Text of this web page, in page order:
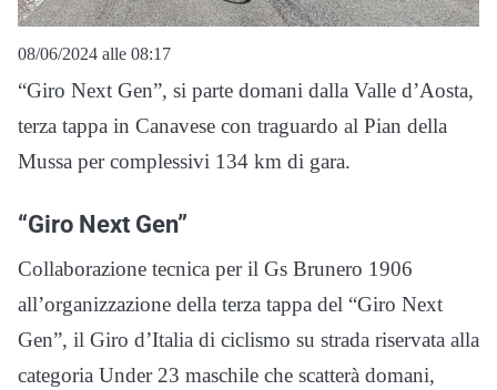
08/06/2024 alle 08:17
“Giro Next Gen”, si parte domani dalla Valle d’Aosta,
terza tappa in Canavese con traguardo al Pian della
Mussa per complessivi 134 km di gara.
“Giro Next Gen”
Collaborazione tecnica per il Gs Brunero 1906
all’organizzazione della terza tappa del “Giro Next
Gen”, il Giro d’Italia di ciclismo su strada riservata alla
categoria Under 23 maschile che scatterà domani,